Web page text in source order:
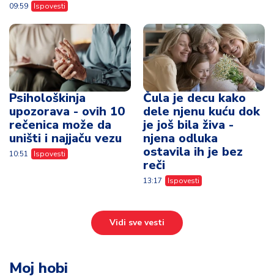
09:59 Ispovesti
Psihološkinja
upozorava - ovih 10
rečenica može da
uništi i najjaču vezu
10:51 Ispovesti
Čula je decu kako
dele njenu kuću dok
je još bila živa -
njena odluka
ostavila ih je bez
reči
13:17 Ispovesti
Vidi sve vesti
Moj hobi